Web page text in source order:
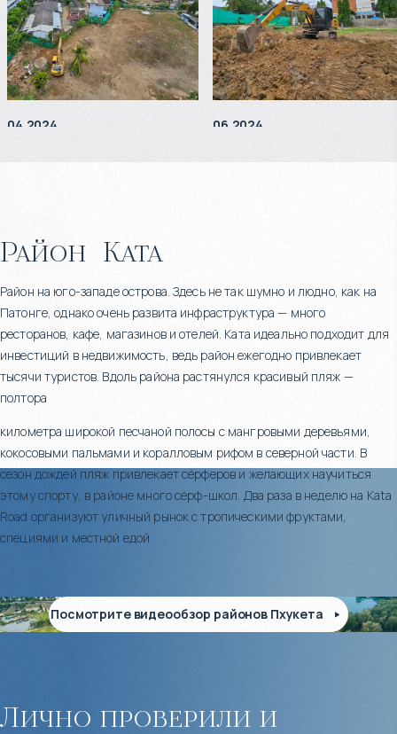
04.2024 06.2024
Район Ката
Район на юго-западе острова. Здесь не так шумно и людно, как на
Патонге, однако очень развита инфраструктура — много
ресторанов, кафе, магазинов и отелей. Ката идеально подходит для
инвестиций в недвижимость, ведь район ежегодно привлекает
тысячи туристов. Вдоль района растянулся красивый пляж —
полтора
километра широкой песчаной полосы с мангровыми деревьями,
кокосовыми пальмами и коралловым рифом в северной части. В
сезон дождей пляж привлекает сёрферов и желающих научиться
этому спорту, в районе много сёрф-школ. Два раза в неделю на Kata
Road организуют уличный рынок с тропическими фруктами,
специями и местной едой.
Посмотрите видеообзор районов Пхукета
Лично проверили и